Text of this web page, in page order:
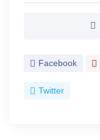
Facebook
Twitter